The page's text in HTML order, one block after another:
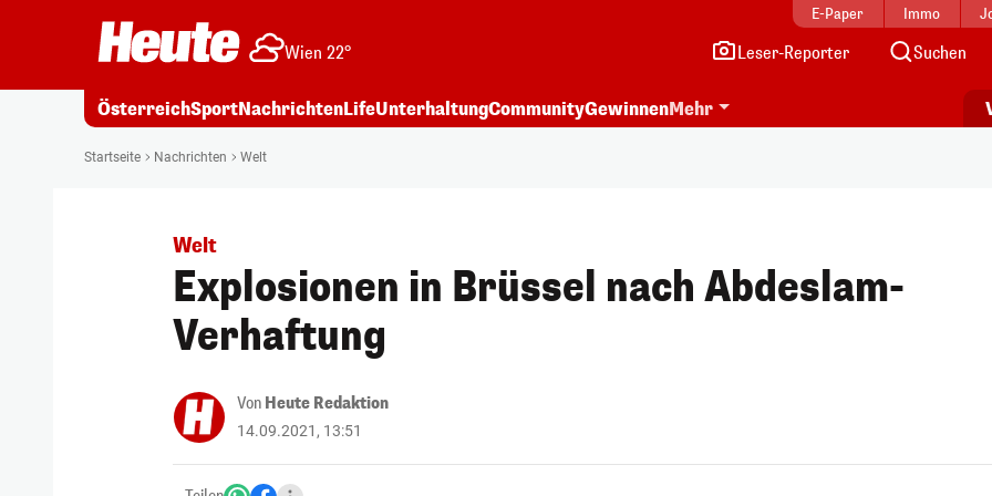
E-Paper Immo
Wien 22° Leser-Reporter Suchen
ÖsterreichSportNachrichtenLifeUnterhaltungCommunityGewinnenMehr
Startseite Nachrichten Welt
Welt
Explosionen in Brüssel nach Abdeslam-
Verhaftung
Von Heute Redaktion
14.09.2021, 13:51